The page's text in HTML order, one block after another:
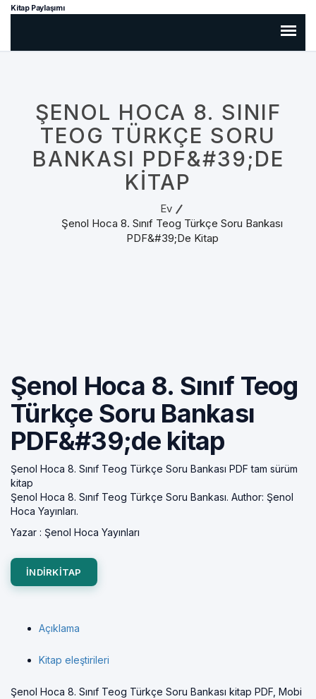
Kitap Paylaşımı
ŞENOL HOCA 8. SINIF
TEOG TÜRKÇE SORU
BANKASI PDF&#39;DE
KITAP
Ev
Şenol Hoca 8. Sınıf Teog Türkçe Soru Bankası
PDF&#39;de Kitap
Şenol Hoca 8. Sınıf Teog
Türkçe Soru Bankası
PDF&#39;de kitap
Şenol Hoca 8. Sınıf Teog Türkçe Soru Bankası PDF tam sürüm
kitap
Şenol Hoca 8. Sınıf Teog Türkçe Soru Bankası. Author: Şenol
Hoca Yayınları.
Yazar : Şenol Hoca Yayınları
INDIRKITAP
Açıklama
Kitap eleştirileri
Şenol Hoca 8. Sınıf Teog Türkçe Soru Bankası kitap PDF, Mobi